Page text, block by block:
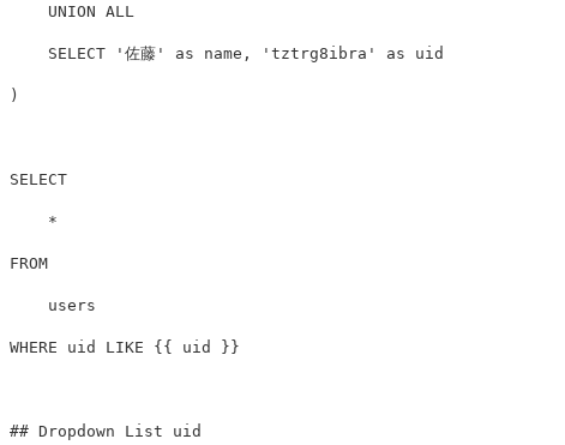
UNION ALL
SELECT '佐藤' as name , 'tztrg8ibra' as uid
)
SELECT
*
FROM
users
WHERE uid LIKE {{ uid }}
## Dropdown List uid